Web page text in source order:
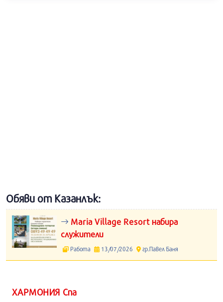
Обяви от Казанлък:
Maria Village Resort набира
служители
Работа 13/07/2026 гр.Павел Баня
ХАРМОНИЯ Спа